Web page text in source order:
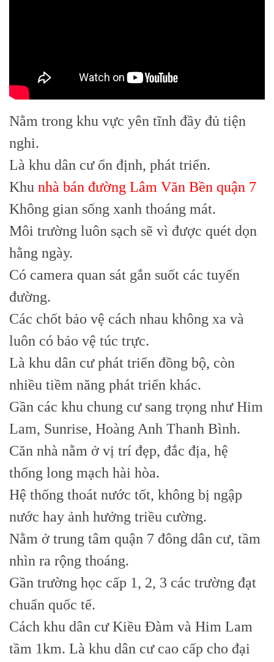
Nằm trong khu vực yên tĩnh đầy đủ tiện
nghi.
Là khu dân cư ổn định, phát triển.
Khu nhà bán đường Lâm Văn Bền quận 7
Không gian sống xanh thoáng mát.
Môi trường luôn sạch sẽ vì được quét dọn
hằng ngày.
Có camera quan sát gắn suốt các tuyến
đường.
Các chốt bảo vệ cách nhau không xa và
luôn có bảo vệ túc trực.
Là khu dân cư phát triển đồng bộ, còn
nhiều tiềm năng phát triển khác.
Gần các khu chung cư sang trọng như Him
Lam, Sunrise, Hoàng Anh Thanh Bình.
Căn nhà nằm ở vị trí đẹp, đắc địa, hệ
thống long mạch hài hòa.
Hệ thống thoát nước tốt, không bị ngập
nước hay ảnh hưởng triều cường.
Nằm ở trung tâm quận 7 đông dân cư, tầm
nhìn ra rộng thoáng.
Gần trường học cấp 1, 2, 3 các trường đạt
chuẩn quốc tế.
Cách khu dân cư Kiều Đàm và Him Lam
tầm 1km. Là khu dân cư cao cấp cho đại